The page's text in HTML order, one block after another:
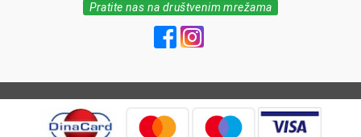
Pratite nas na društvenim mrežama